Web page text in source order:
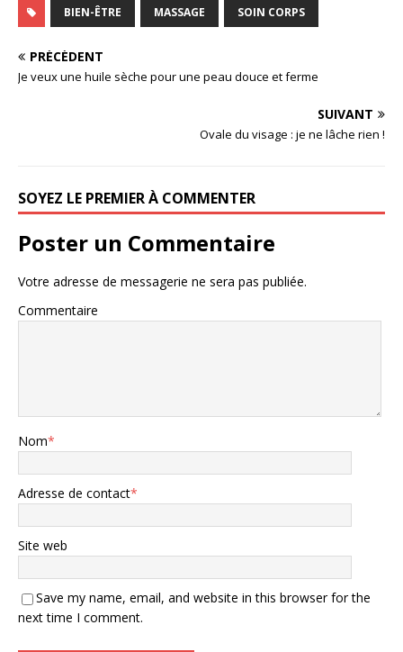
BIEN-ÊTRE MASSAGE SOIN CORPS
PRÉCÉDENT
Je veux une huile sèche pour une peau douce et ferme
SUIVANT
Ovale du visage : je ne lâche rien !
SOYEZ LE PREMIER À COMMENTER
Poster un Commentaire
Votre adresse de messagerie ne sera pas publiée.
Commentaire
Nom*
Adresse de contact*
Site web
Save my name, email, and website in this browser for the
next time I comment.